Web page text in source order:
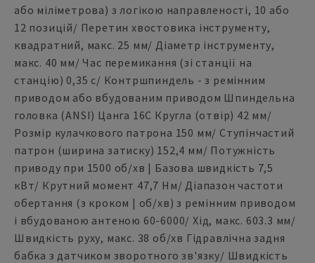
або міліметрова) з логікою направленості, 10 або
12 позицій/ Перетин хвостовика інструменту,
квадратний, макс. 25 мм/ Діаметр інструменту,
макс. 40 мм/ Час перемикання (зі станції на
станцію) 0,35 с/ Контршпиндель - з ремінним
приводом або вбудованим приводом Шпиндельна
головка (ANSI) Цанга 16C Кругла (отвір) 42 мм/
Розмір кулачкового патрона 150 мм/ Ступінчастий
патрон (ширина затиску) 152,4 мм/ Потужність
приводу при 1500 об/хв | Базова швидкість 7,5
кВт/ Крутний момент 47,7 Нм/ Діапазон частоти
обертання (з кроком | об/хв) з ремінним приводом
і вбудованою антеною 60-6000/ Хід, макс. 603.3 мм/
Швидкість руху, макс. 38 об/хв Гідравлічна задня
бабка з датчиком зворотного зв'язку/ Швидкість